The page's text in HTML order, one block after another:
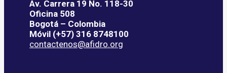
Av. Carrera 19 No. 118-30
Oficina 508
Bogotá – Colombia
Móvil (+57) 316 8748100
contactenos@afidro.org